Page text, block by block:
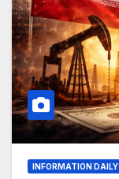
INFORMATION DAILY